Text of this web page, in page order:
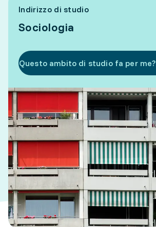
Indirizzo di studio
Sociologia
Questo ambito di studio fa per me?